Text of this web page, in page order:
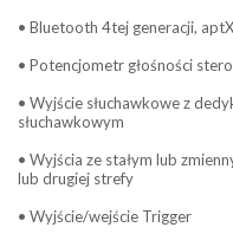
• Bluetooth 4tej generacji,
• Potencjometr głośności
• Wyjście słuchawkowe z
słuchawkowym
• Wyjścia ze stałym lub
lub drugiej strefy
• Wyjście/wejście Trigger